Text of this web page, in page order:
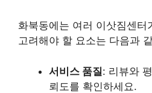
화북동에는 여러 이삿짐센터
고려해야 할 요소는 다음과
서비스 품질: 리뷰와
뢰도를 확인하세요.